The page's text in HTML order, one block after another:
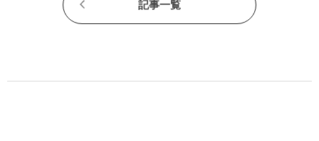
記事一覧